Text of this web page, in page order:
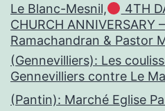
Le Blanc-Mesnil,
4TH
CHURCH ANNIVERSARY
Ramachandran & Pastor
(Gennevilliers): Les
Gennevilliers contre Le
(Pantin): Marché Eglise